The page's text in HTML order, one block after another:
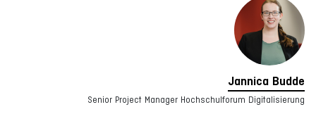
Jannica Budde
Senior Project Manager Hochschulforum Digitalisierung